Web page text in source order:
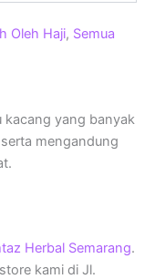
Oleh Haji, Semua
kacang yang banyak
mengandung
Herbal Semarang.
kami di Jl.